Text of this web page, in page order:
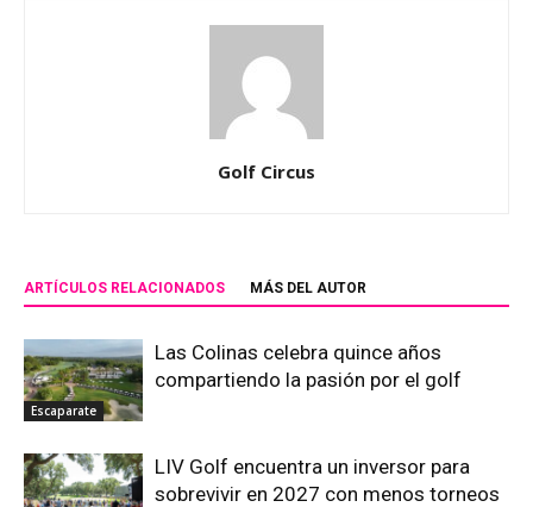
Golf Circus
ARTÍCULOS RELACIONADOS MÁS DEL AUTOR
Escaparate
Las Colinas celebra quince años
compartiendo la pasión por el golf
LIV Golf encuentra un inversor para
sobrevivir en 2027 con menos torneos